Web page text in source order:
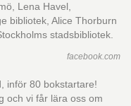
Lena Havel,
bibliotek, Alice Thorburn
stadsbibliotek.
facebook.com
inför 80 bokstartare!
och vi får lära oss om